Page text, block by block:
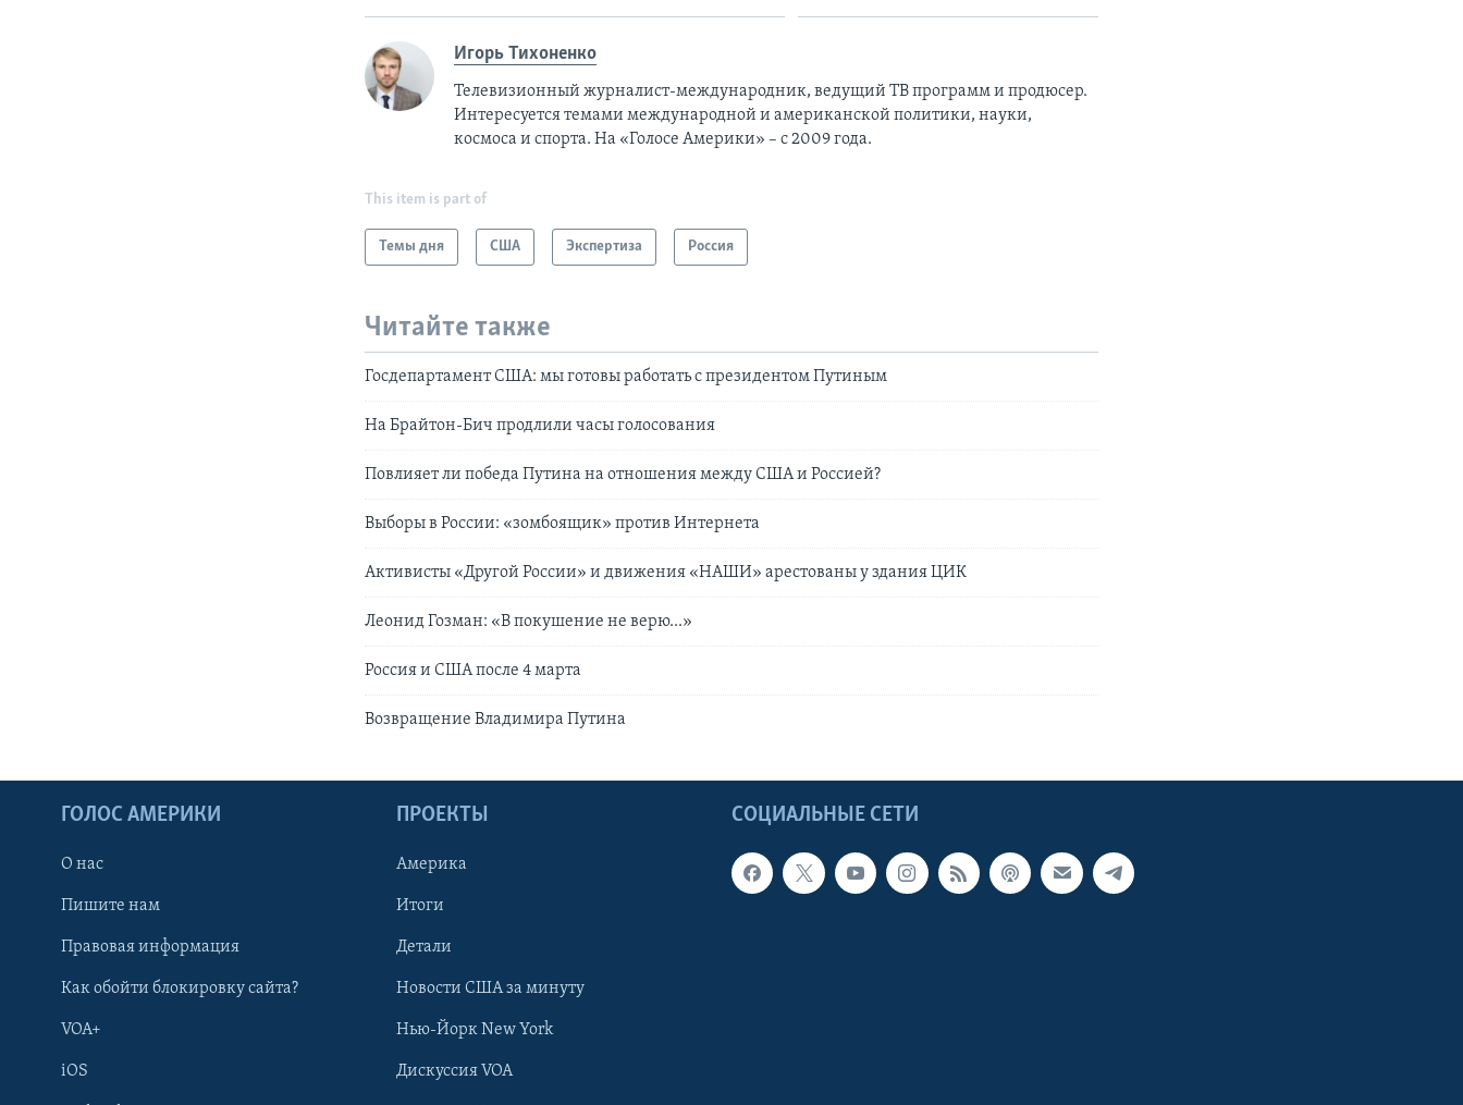
Игорь Тихоненко
Телевизионный журналист-международник, ведущий ТВ программ и продюсер.
Интересуется темами международной и американской политики, науки,
космоса и спорта. На «Голосе Америки» – с 2009 года.
This item is part of
Темы дня США Экспертиза Россия
Читайте также
Госдепартамент США: мы готовы работать с президентом Путиным
На Брайтон-Бич продлили часы голосования
Повлияет ли победа Путина на отношения между США и Россией?
Выборы в России: «зомбоящик» против Интернета
Активисты «Другой России» и движения «НАШИ» арестованы у здания ЦИК
Леонид Гозман: «В покушение не верю...»
Россия и США после 4 марта
Возвращение Владимира Путина
СОЦИАЛЬНЫЕ СЕТИ
ГОЛОС АМЕРИКИ
О нас
Пишите нам
Правовая информация
Как обойти блокировку сайта?
VOA+
iOS
ПРОЕКТЫ
Америка
Итоги
Детали
Новости США за минуту
Нью-Йорк New York
Дискуссия VOA